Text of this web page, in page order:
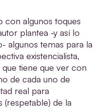
con algunos toques
plantea -y así lo
algunos temas para la
existencialista,
tiene que ver con
de cada uno de
real para
(respetable) de la